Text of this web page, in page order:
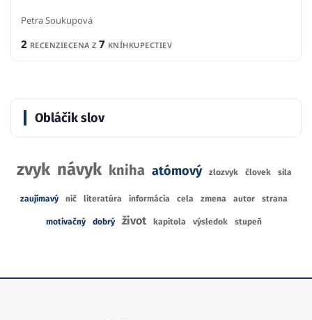
Petra Soukupová
2 RECENZIECENA Z 7 KNÍHKUPECTIEV
Obláčik slov
zvyk návyk kniha atómový zlozvyk človek sila
zaujímavý nič literatúra informácia cela zmena autor strana
motivačný dobrý život kapitola výsledok stupeň